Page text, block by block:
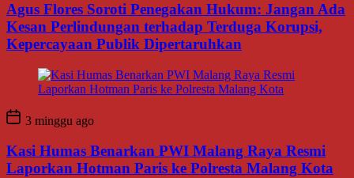
Agus Flores Soroti Penegakan Hukum: Jangan Ada
Kesan Perlindungan terhadap Terduga Korupsi,
Kepercayaan Publik Dipertaruhkan
3 minggu ago
Kasi Humas Benarkan PWI Malang Raya Resmi
Laporkan Hotman Paris ke Polresta Malang Kota